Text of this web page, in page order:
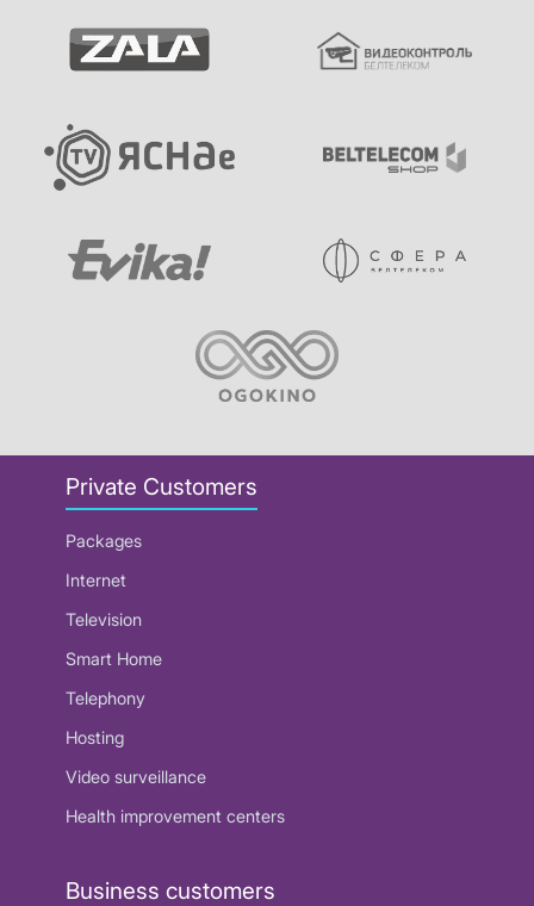
Private Customers
Packages
Internet
Television
Smart Home
Telephony
Hosting
Video surveillance
Health improvement centers
Business customers